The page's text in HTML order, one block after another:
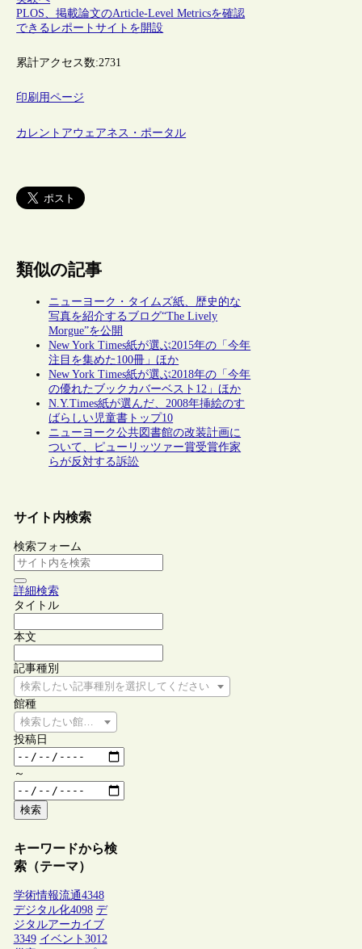
PLOS、掲載論文のArticle-Level Metricsを確認
できるレポートサイトを開設
累計アクセス数:2731
印刷用ページ
カレントアウェアネス・ポータル
類似の記事
ニューヨーク・タイムズ紙、歴史的な
写真を紹介するブログ“The Lively
Morgue”を公開
New York Times紙が選ぶ2015年の「今年
注目を集めた100冊」ほか
New York Times紙が選ぶ2018年の「今年
の優れたブックカバーベスト12」ほか
N.Y.Times紙が選んだ、2008年挿絵のす
ばらしい児童書トップ10
ニューヨーク公共図書館の改装計画に
ついて、ピューリッツァー賞受賞作家
らが反対する訴訟
サイト内検索
検索フォーム
詳細検索
タイトル
本文
記事種別
検索したい記事種別を選択してください
館種
検索したい館種を選択してください
投稿日
～
検索
キーワードから検
索（テーマ）
学術情報流通4348
デジタル化4098 デ
ジタルアーカイブ
3349 イベント 3012